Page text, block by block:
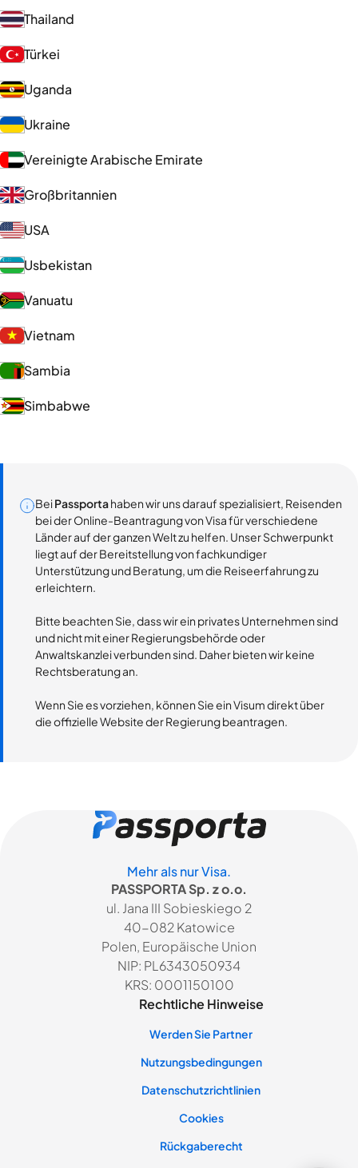
Thailand
Türkei
Uganda
Ukraine
Vereinigte Arabische Emirate
Großbritannien
USA
Usbekistan
Vanuatu
Vietnam
Sambia
Simbabwe
BeiPassportahaben wir uns darauf spezialisiert, Reisenden
bei der Online-Beantragung von Visa für verschiedene
Länder auf der ganzen Welt zu helfen. Unser Schwerpunkt
liegt auf der Bereitstellung von fachkundiger
Unterstützung und Beratung, um die Reiseerfahrung zu
erleichtern.
Bitte beachten Sie, dass wir ein privates Unternehmen sind
und nicht mit einer Regierungsbehörde oder
Anwaltskanzlei verbunden sind. Daher bieten wir keine
Rechtsberatung an.
Wenn Sie es vorziehen, können Sie ein Visum direkt über
die offizielle Website der Regierung beantragen.
Mehr als nur Visa.
PASSPORTA Sp. z o.o.
ul. Jana III Sobieskiego 2
40-082 Katowice
Polen, Europäische Union
NIP: PL6343050934
KRS: 0001150100
Rechtliche Hinweise
Werden Sie Partner
Nutzungsbedingungen
Datenschutzrichtlinien
Cookies
Rückgaberecht